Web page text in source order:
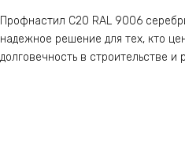
Профнастил С20 RAL 9006
надежное решение для тех, кто
долговечность в строительстве и